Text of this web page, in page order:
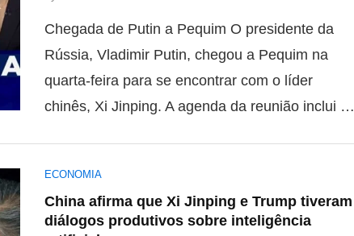
Chegada de Putin a Pequim O presidente da
Rússia, Vladimir Putin, chegou a Pequim na
quarta-feira para se encontrar com o líder
chinês, Xi Jinping. A agenda da reunião inclui …
ECONOMIA
China afirma que Xi Jinping e Trump tiveram
diálogos produtivos sobre inteligência